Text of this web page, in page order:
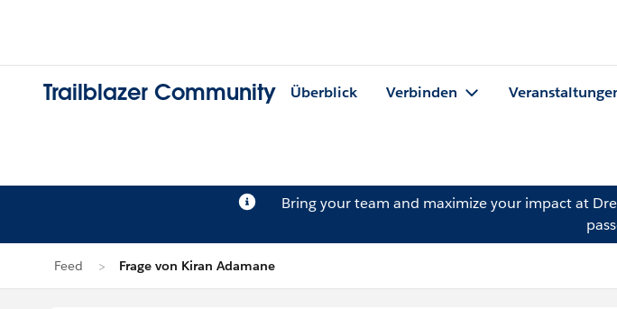
Trailblazer Community Überblick Verbinden
Bring your team and maximize your impact at
Feed Frage von Kiran Adamane